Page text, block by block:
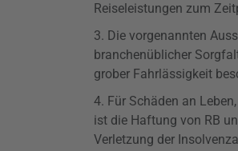
Reiseleistungen zum
3. Die vorgenannten
branchenüblicher
grober Fahrlässigkeit
4. Für Schäden an
ist die Haftung von RB
Verletzung der